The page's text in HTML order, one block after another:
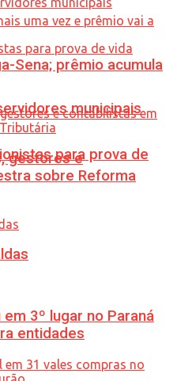
municipais
para prova de
Sena; prêmio acumula
gestores e
sobre Reforma
3º lugar no Paraná
entidades